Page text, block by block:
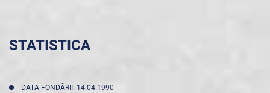
STATISTICA
DATA FONDĂRII: 14.04.1990